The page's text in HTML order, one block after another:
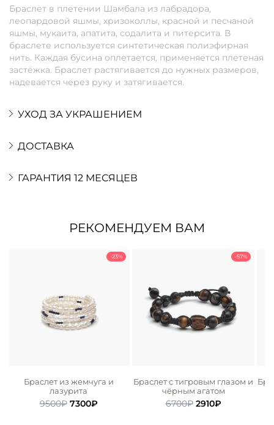
Браслет в плетении Шамбала из лабрадора,
леопардовой яшмы, хризоколлы, красной и песчаной
яшмы, мукаита, апатита, содалита и питерсита. В
браслете используется синтетическая полиэфирная
нить. Каждая бусина оплетается, применяется плетеная
застёжка. Браслет растягивается до нужных размеров,
надевается через руку и затягивается.
УХОД ЗА УКРАШЕНИЕМ
ДОСТАВКА
ГАРАНТИЯ 12 МЕСЯЦЕВ
РЕКОМЕНДУЕМ ВАМ
-23%
Браслет из жемчуга и
лазурита
9500₽ Первоначальная
7300₽Текущая
-57%
Браслет с тигровым глазом и
чёрным агатом
6700₽ Первоначальная
2910₽Текущая